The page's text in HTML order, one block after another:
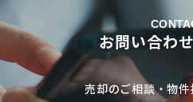
お問い合わ
売却のご相談・物